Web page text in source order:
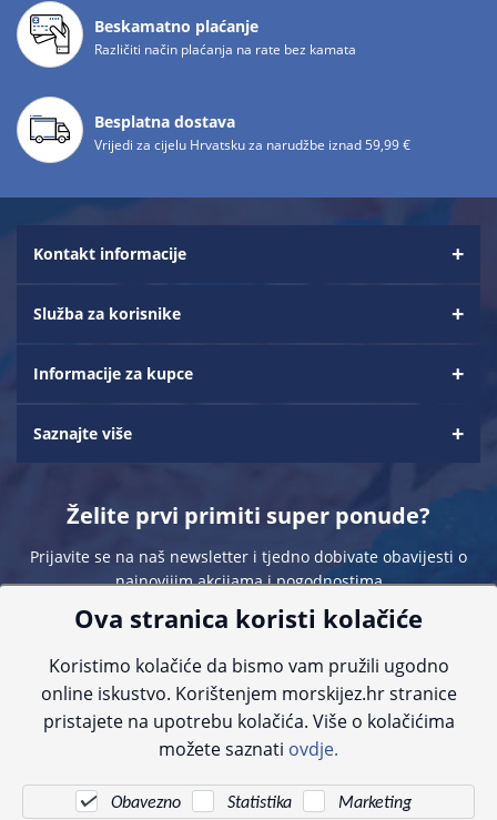
Beskamatno plaćanje
Različiti način plaćanja na rate bez kamata
Besplatna dostava
Vrijedi za cijelu Hrvatsku za narudžbe iznad 59,99 €
Kontakt informacije
Služba za korisnike
Informacije za kupce
Saznajte više
Želite prvi primiti super ponude?
Prijavite se na naš newsletter i tjedno dobivate obavijesti o
najnovijim akcijama i pogodnostima
Sve navedene cijene sadrže PDV. Pokušavamo osigurati što preciznije
informacije, ali zbog tehnoloških ograničenja ne možemo garantirati potpunu
kontaktirajte nas putem telefona:+385 23 231 761ili e-maila:info@morskijez.hr
Ova stranica koristi kolačiće
Koristimo kolačiće da bismo vam pružili ugodno
online iskustvo. Korištenjem morskijez.hr stranice
pristajete na upotrebu kolačića. Više o kolačićima
možete saznati ovdje.
Obavezno Statistika Marketing